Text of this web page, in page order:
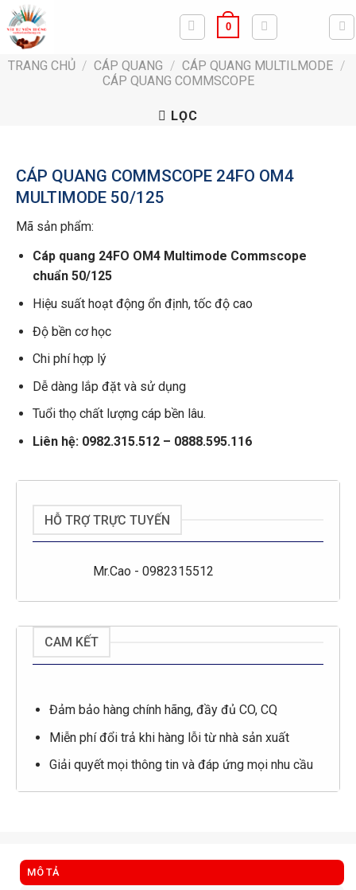
Bỏ
qua
nội
dung
0
TRANG CHỦ / CÁP QUANG / CÁP QUANG MULTILMODE /
CÁP QUANG COMMSCOPE
LỌC
CÁP QUANG COMMSCOPE 24FO OM4
MULTIMODE 50/125
Mã sản phẩm:
Cáp quang 24FO OM4 Multimode Commscope
chuẩn 50/125
Hiệu suất hoạt động ổn định, tốc độ cao
Độ bền cơ học
Chi phí hợp lý
Dễ dàng lắp đặt và sử dụng
Tuổi thọ chất lượng cáp bền lâu.
Liên hệ: 0982.315.512 – 0888.595.116
HỖ TRỢ TRỰC TUYẾN
Mr.Cao - 0982315512
CAM KẾT
Đảm bảo hàng chính hãng, đầy đủ CO, CQ
Miễn phí đổi trả khi hàng lỗi từ nhà sản xuất
Giải quyết mọi thông tin và đáp ứng mọi nhu cầu
MÔ TẢ